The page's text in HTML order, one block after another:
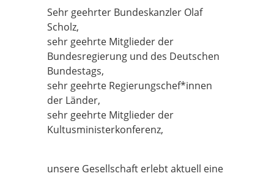
Sehr geehrter Bundeskanzler Olaf
Scholz,
sehr geehrte Mitglieder der
Bundesregierung und des Deutschen
Bundestags,
sehr geehrte Regierungschef*innen
der Länder,
sehr geehrte Mitglieder der
Kultusministerkonferenz,
unsere Gesellschaft erlebt aktuell eine